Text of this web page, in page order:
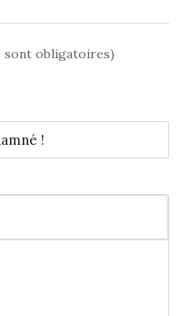
sont obligatoires)